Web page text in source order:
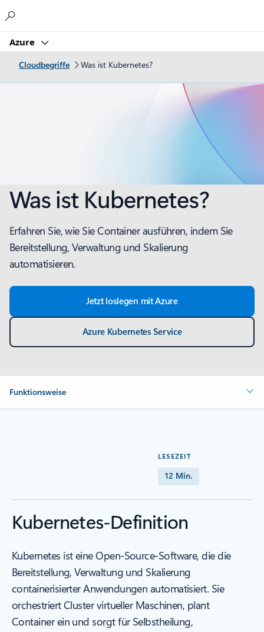
Azure
Cloudbegriffe Was ist Kubernetes?
Was ist Kubernetes?
Erfahren Sie, wie Sie Container ausführen, indem Sie
Bereitstellung, Verwaltung und Skalierung
automatisieren.
Jetzt loslegen mit Azure
Azure Kubernetes Service
Funktionsweise
LESEZEIT
12 Min.
Kubernetes-Definition
Kubernetes ist eine Open-Source-Software, die die
Bereitstellung, Verwaltung und Skalierung
containerisierter Anwendungen automatisiert. Sie
orchestriert Cluster virtueller Maschinen, plant
Container ein und sorgt für Selbstheilung,